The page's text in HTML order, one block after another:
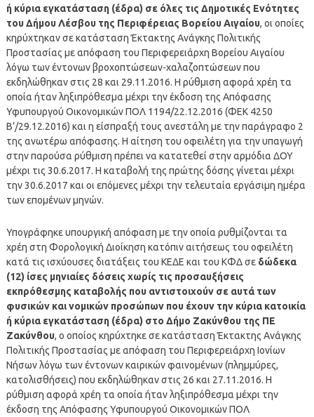
ή κύρια εγκατάσταση (έδρα) σε όλες τις Δημοτικές Ενότητες
του Δήμου Λέσβου της Περιφέρειας Βορείου Αιγαίου, οι οποίες
κηρύχτηκαν σε κατάσταση Έκτακτης Ανάγκης Πολιτικής
Προστασίας με απόφαση του Περιφερειάρχη Βορείου Αιγαίου
λόγω των έντονων βροχοπτώσεων-χαλαζοπτώσεων που
εκδηλώθηκαν στις 28 και 29.11.2016. Η ρύθμιση αφορά χρέη τα
οποία ήταν ληξιπρόθεσμα μέχρι την έκδοση της Απόφασης
Υφυπουργού Οικονομικών ΠΟΛ 1194/22.12.2016 (ΦΕΚ 4250
Β’/29.12.2016) και η είσπραξή τους ανεστάλη με την παράγραφο 2
της ανωτέρω απόφασης. Η αίτηση του οφειλέτη για την υπαγωγή
στην παρούσα ρύθμιση πρέπει να κατατεθεί στην αρμόδια ΔΟΥ
μέχρι τις 30.6.2017. Η καταβολή της πρώτης δόσης γίνεται μέχρι
την 30.6.2017 και οι επόμενες μέχρι την τελευταία εργάσιμη ημέρα
των επομένων μηνών.
Υπογράφηκε υπουργική απόφαση με την οποία ρυθμίζονται τα
χρέη στη Φορολογική Διοίκηση κατόπιν αιτήσεως του οφειλέτη
κατά τις ισχύουσες διατάξεις του ΚΕΔΕ και του ΚΦΔ σε δώδεκα
(12) ίσες μηνιαίες δόσεις χωρίς τις προσαυξήσεις
εκπρόθεσμης καταβολής που αντιστοιχούν σε αυτά των
φυσικών και νομικών προσώπων που έχουν την κύρια κατοικία
ή κύρια εγκατάσταση (έδρα) στο Δήμο Ζακύνθου της ΠΕ
Ζακύνθου, ο οποίος κηρύχτηκε σε κατάσταση Έκτακτης Ανάγκης
Πολιτικής Προστασίας με απόφαση του Περιφερειάρχη Ιονίων
Νήσων λόγω των έντονων καιρικών φαινομένων (πλημμύρες,
κατολισθήσεις) που εκδηλώθηκαν στις 26 και 27.11.2016. Η
ρύθμιση αφορά χρέη τα οποία ήταν ληξιπρόθεσμα μέχρι την
έκδοση της Απόφασης Υφυπουργού Οικονομικών ΠΟΛ